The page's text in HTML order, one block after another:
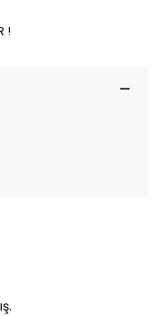
!